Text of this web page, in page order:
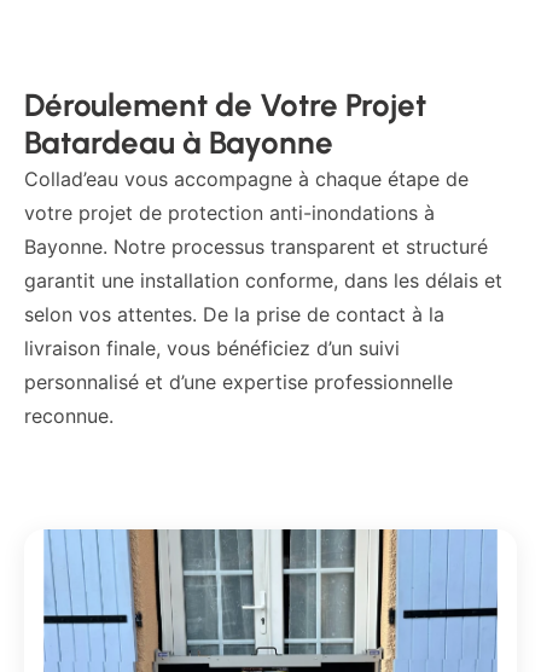
Déroulement de Votre Projet
Batardeau à Bayonne
Collad’eau vous accompagne à chaque étape de
votre projet de protection anti-inondations à
Bayonne. Notre processus transparent et structuré
garantit une installation conforme, dans les délais et
selon vos attentes. De la prise de contact à la
livraison finale, vous bénéficiez d’un suivi
personnalisé et d’une expertise professionnelle
reconnue.